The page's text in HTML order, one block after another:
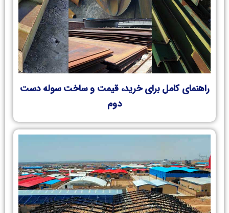
راهنمای کامل برای خرید، قیمت و ساخت سوله دست
دوم